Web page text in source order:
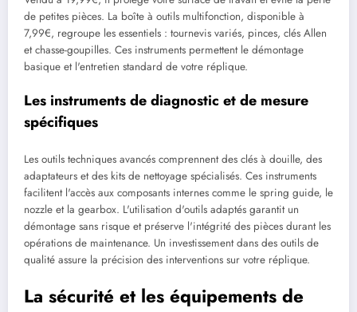
de petites pièces. La boîte à outils multifonction, disponible à
7,99€, regroupe les essentiels : tournevis variés, pinces, clés Allen
et chasse-goupilles. Ces instruments permettent le démontage
basique et l'entretien standard de votre réplique.
Les instruments de diagnostic et de mesure
spécifiques
Les outils techniques avancés comprennent des clés à douille, des
adaptateurs et des kits de nettoyage spécialisés. Ces instruments
facilitent l'accès aux composants internes comme le spring guide, le
nozzle et la gearbox. L'utilisation d'outils adaptés garantit un
démontage sans risque et préserve l'intégrité des pièces durant les
opérations de maintenance. Un investissement dans des outils de
qualité assure la précision des interventions sur votre réplique.
La sécurité et les équipements de